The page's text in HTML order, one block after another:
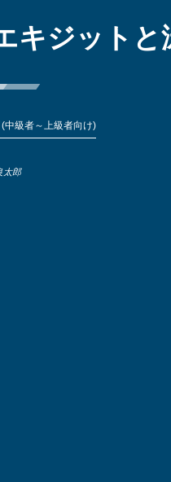
キジットと
中級者～上級者向け)
太郎